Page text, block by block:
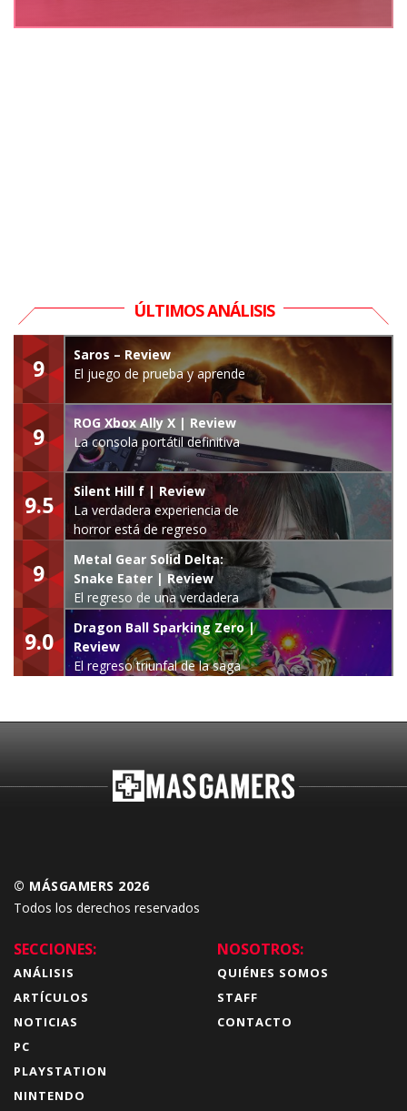
ÚLTIMOS ANÁLISIS
9
Saros – Review
El juego de prueba y aprende
9
ROG Xbox Ally X | Review
La consola portátil definitiva
9.5
Silent Hill f | Review
La verdadera experiencia de
horror está de regreso
9
Metal Gear Solid Delta:
Snake Eater | Review
El regreso de una verdadera
leyenda
9.0
Dragon Ball Sparking Zero |
Review
El regreso triunfal de la saga
© MÁSGAMERS 2026
Todos los derechos reservados
SECCIONES:
ANÁLISIS
ARTÍCULOS
NOTICIAS
PC
PLAYSTATION
NINTENDO
NOSOTROS:
QUIÉNES SOMOS
STAFF
CONTACTO